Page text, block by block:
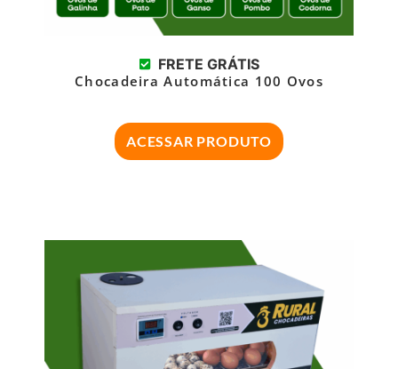
FRETE GRÁTIS
Chocadeira Automática 100 Ovos
ACESSAR PRODUTO